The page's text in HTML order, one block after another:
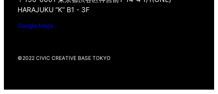
HARAJUKU “K” B1・3F
Google Maps
©2022 CIVIC CREATIVE BASE TOKYO